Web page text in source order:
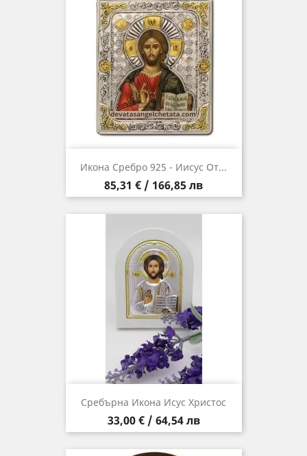
Икона Сребро 925 - Иисус От...
Цена
85,31 € / 166,85 лв
Сребърна Икона Исус Христос
Цена
33,00 € / 64,54 лв